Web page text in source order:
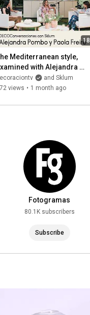
Mediterranean style,
with Alejandra
and Paola Freire |
wi...
and Sklum
views • 1 month ago
Fotogramas
80.1K subscribers
Subscribe